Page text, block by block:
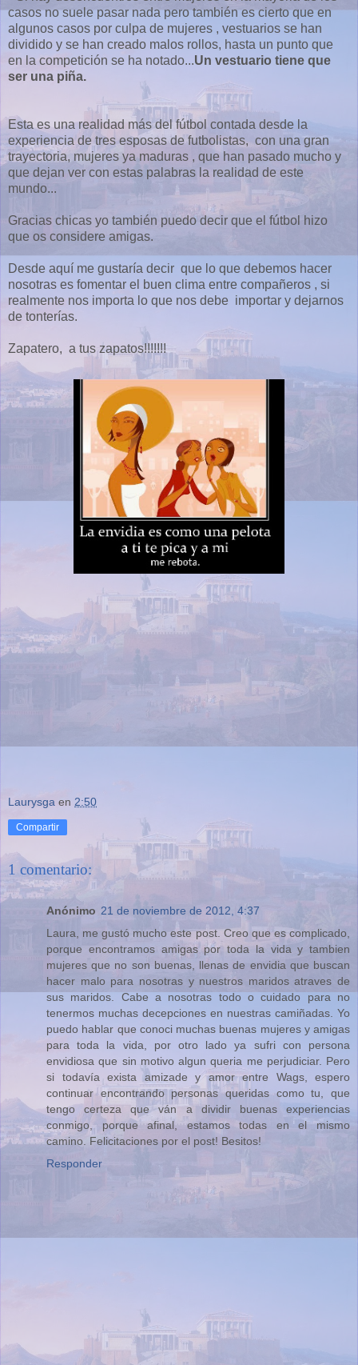
casos no suele pasar nada pero también es cierto que en
algunos casos por culpa de mujeres , vestuarios se han
dividido y se han creado malos rollos, hasta un punto que
en la competición se ha notado...Un vestuario tiene que
ser una piña.
Esta es una realidad más del fútbol contada desde la
experiencia de tres esposas de futbolistas, con una gran
trayectoria, mujeres ya maduras , que han pasado mucho y
que dejan ver con estas palabras la realidad de este
mundo...
Gracias chicas yo también puedo decir que el fútbol hizo
que os considere amigas.
Desde aquí me gustaría decir que lo que debemos hacer
nosotras es fomentar el buen clima entre compañeros , si
realmente nos importa lo que nos debe importar y dejarnos
de tonterías.
Zapatero, a tus zapatos!!!!!!!
Laurysga en 2:50
Compartir
1 comentario:
Anónimo 21 de noviembre de 2012, 4:37
Laura, me gustó mucho este post. Creo que es complicado,
porque encontramos amigas por toda la vida y tambien
mujeres que no son buenas, llenas de envidia que buscan
hacer malo para nosotras y nuestros maridos atraves de
sus maridos. Cabe a nosotras todo o cuidado para no
tenermos muchas decepciones en nuestras camiñadas. Yo
puedo hablar que conoci muchas buenas mujeres y amigas
para toda la vida, por otro lado ya sufri con persona
envidiosa que sin motivo algun queria me perjudiciar. Pero
si todavía exista amizade y amor entre Wags, espero
continuar encontrando personas queridas como tu, que
tengo certeza que ván a dividir buenas experiencias
conmigo, porque afinal, estamos todas en el mismo
camino. Felicitaciones por el post! Besitos!
Responder